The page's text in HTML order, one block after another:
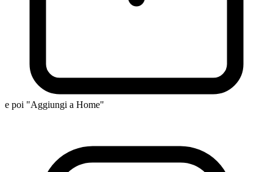
e poi "Aggiungi a Home"